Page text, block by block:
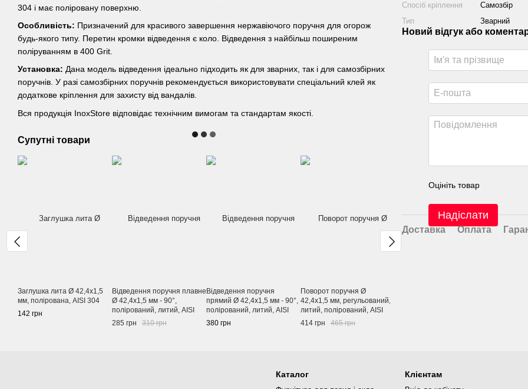
304 і має поліровану поверхню.
Особливість: Призначений для красивого завершення нержавіючого поручня для огорож
будь-якого типу. Перетин кромки відведення є коло. Відведення з найбільш поширеним
поліруванням в 400 Grit.
Установка: Дана модель відведення ідеально підходить як для зварних, так і для самозбірних
поручнів. У разі самозбірних поручнів рекомендується використовувати спеціальний клей як
додаткове кріплення для захисту від вандалів.
Вся продукція InoxStore відповідає технічним вимогам та стандартам якості.
Супутні товари
Заглушка лита Ø 42,4х1,5
мм, полірована, AISI 304
142 грн
Відведення поручня плавне
Ø 42,4х1,5 мм - 90°,
полірований, литий, AISI
304
285 грн 310 грн
Відведення поручня
прямий Ø 42,4х1,5 мм - 90°,
полірований, литий, AISI
304
380 грн
Поворот поручня Ø
42,4х1,5 мм, регульований,
литий, полірований, AISI
304
414 грн 465 грн
Спосіб кріплення
Самозбір
Тип
Зварний
Новий відгук або
Оцініть товар
Надіслати
Доставка Оплата
Каталог Клієнтам